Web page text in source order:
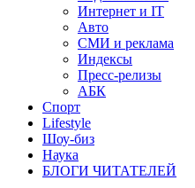
Интернет и IT
Авто
СМИ и реклама
Индексы
Пресс-релизы
АБК
Спорт
Lifestyle
Шоу-биз
Наука
БЛОГИ ЧИТАТЕЛЕЙ